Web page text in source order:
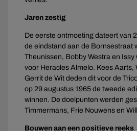
Jaren zestig
De eerste ontmoeting dateert van
de eindstand aan de Bornsestraat
Theunissen, Bobby Westra en
voor Heracles Almelo. Kees Aarts,
Gerrit de Wit deden dit voor de
op 29 augustus 1965 de tweede
winnen. De doelpunten werden
Timmermans, Frie Nouwens en
Bouwen aan een positieve reeks